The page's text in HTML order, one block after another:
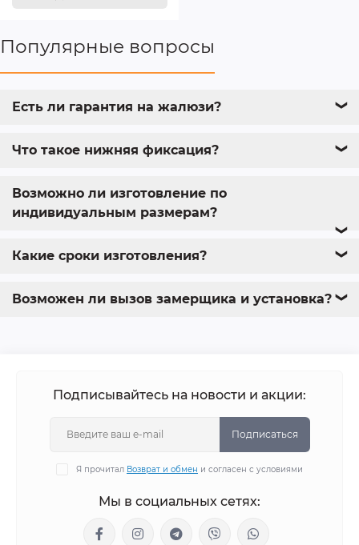
Популярные вопросы
Есть ли гарантия на жалюзи? ❯
Что такое нижняя фиксация? ❯
Возможно ли изготовление по
индивидуальным размерам?
❯
Какие сроки изготовления? ❯
Возможен ли вызов замерщика и установка? ❯
Подписывайтесь на новости и акции:
Подписаться
Я прочитал Возврат и обмен и согласен с условиями
Мы в социальных сетях: